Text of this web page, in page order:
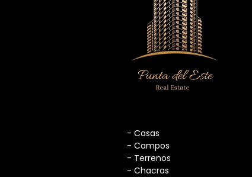
- Casas
- Campos
- Terrenos
- Chacras